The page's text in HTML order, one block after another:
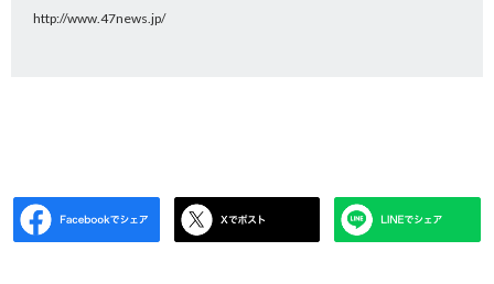
http://www.47news.jp/